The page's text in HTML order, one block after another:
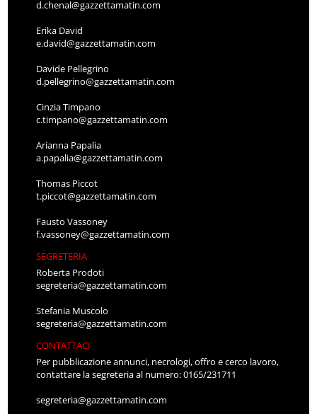
d.chenal@gazzettamatin.com
Erika David
e.david@gazzettamatin.com
Davide Pellegrino
d.pellegrino@gazzettamatin.com
Cinzia Timpano
c.timpano@gazzettamatin.com
Arianna Papalia
a.papalia@gazzettamatin.com
Thomas Piccot
t.piccot@gazzettamatin.com
Fausto Vassoney
f.vassoney@gazzettamatin.com
SEGRETERIA
Roberta Prodoti
segreteria@gazzettamatin.com
Stefania Muscolo
segreteria@gazzettamatin.com
CONTATTACI
Per pubblicazione annunci, necrologi, offro e cerco lavoro,
contattare la segreteria al numero: 0165/231711
segreteria@gazzettamatin.com